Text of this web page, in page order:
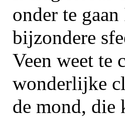
onder te
bijzondere
Veen weet te
wonderlijke
de mond, die